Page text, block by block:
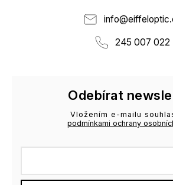
info@
245 007 022
Odebírat
Vložením e-mailu
podmínkami ochrany